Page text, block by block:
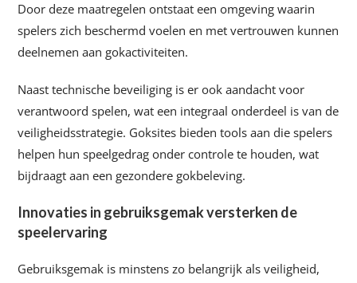
Door deze maatregelen ontstaat een omgeving waarin
spelers zich beschermd voelen en met vertrouwen kunnen
deelnemen aan gokactiviteiten.
Naast technische beveiliging is er ook aandacht voor
verantwoord spelen, wat een integraal onderdeel is van de
veiligheidsstrategie. Goksites bieden tools aan die spelers
helpen hun speelgedrag onder controle te houden, wat
bijdraagt aan een gezondere gokbeleving.
Innovaties in gebruiksgemak versterken de
speelervaring
Gebruiksgemak is minstens zo belangrijk als veiligheid,